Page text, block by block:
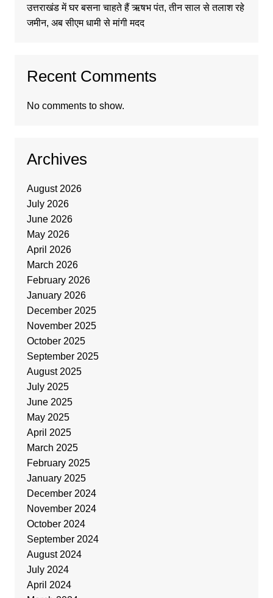
उत्तराखंड में घर बसना चाहते हैं ऋषभ पंत, तीन साल से तलाश रहे
जमीन, अब सीएम धामी से मांगी मदद
Recent Comments
No comments to show.
Archives
August 2026
July 2026
June 2026
May 2026
April 2026
March 2026
February 2026
January 2026
December 2025
November 2025
October 2025
September 2025
August 2025
July 2025
June 2025
May 2025
April 2025
March 2025
February 2025
January 2025
December 2024
November 2024
October 2024
September 2024
August 2024
July 2024
April 2024